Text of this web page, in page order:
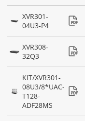
XVR301-
04U3-P4
XVR308-
32Q3
KIT/XVR301-
08U3/8*UAC-
T128-
ADF28MS